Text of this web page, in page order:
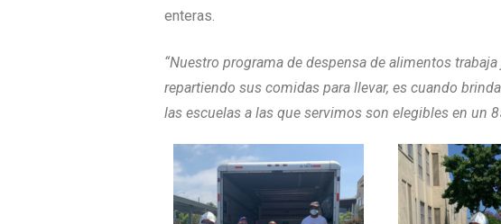
enteras.
“Nuestro programa de despensa de alimentos
repartiendo sus comidas para llevar, es cuando
las escuelas a las que servimos son elegibles en un